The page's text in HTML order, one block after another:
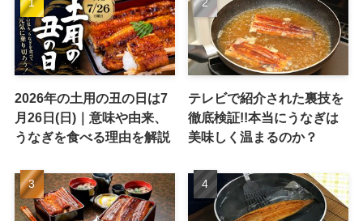
2026年の土用の丑の日は7
月26日(日)｜意味や由来、
うなぎを食べる理由を解説
テレビで紹介された裏技を
徹底検証!!本当にうなぎは
美味しく温まるのか？